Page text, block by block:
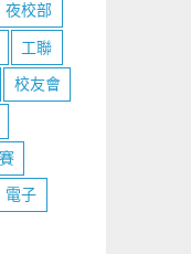
夜校部
工聯
校友會
電子